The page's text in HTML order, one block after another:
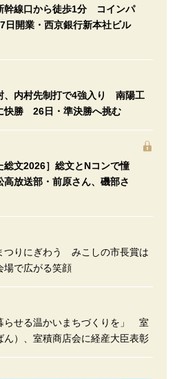
幹線口から徒歩1分 コインパ
開業・西京銀行新本社ビル
、内村先制打で4強入り 南陽工
快勝 26日・準決勝へ挑む
総文2026］総文とNコンで憧
放送部・前原さん、磯部さ
つりにぎわう みこしの市長賞は
で広がる笑顔
らせる温かいまちづくりを」 室
ん）、室積商店会に経産大臣表彰